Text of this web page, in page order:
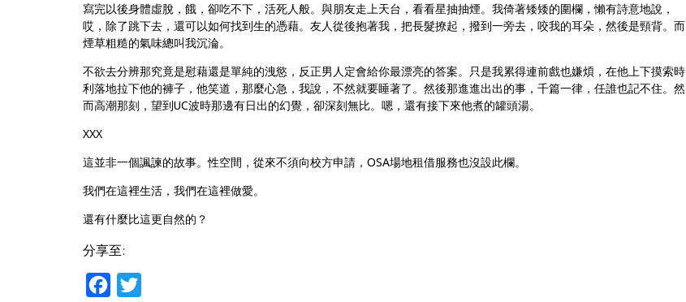
寫完以後身體虛脫，餓，卻吃不下，活死人般。與朋友走上天台，看看星抽抽煙。我倚著矮矮的圍欄，懶有詩意地說，
哎，除了跳下去，還可以如何找到生的憑藉。友人從後抱著我，把長髮撩起，撥到一旁去，咬我的耳朵，然後是頸背。而
煙草粗糙的氣味總叫我沉淪。
不欲去分辨那究竟是慰藉還是單純的洩慾，反正男人定會給你最漂亮的答案。只是我累得連前戲也嫌煩，在他上下摸索時
利落地拉下他的褲子，他笑道，那麼心急，我說，不然就要睡著了。然後那進進出出的事，千篇一律，任誰也記不住。然
而高潮那刻，望到UC波時那邊有日出的幻覺，卻深刻無比。嗯，還有接下來他煮的罐頭湯。
XXX
這並非一個諷諫的故事。性空間，從來不須向校方申請，OSA場地租借服務也沒設此欄。
我們在這裡生活，我們在這裡做愛。
還有什麼比這更自然的？
分享至:
Facebook